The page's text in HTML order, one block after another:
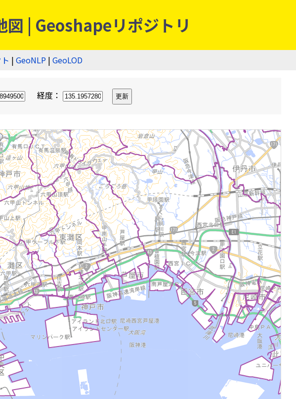
| Geoshapeリポジトリ
| GeoNLP | GeoLOD
経度：